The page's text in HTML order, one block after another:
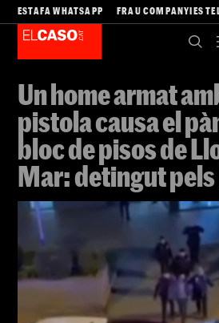
ESTAFA WHATSAPP FRAU COMPANYIES
Un home armat
pistola causa el
bloc de pisos de
Mar: detingut